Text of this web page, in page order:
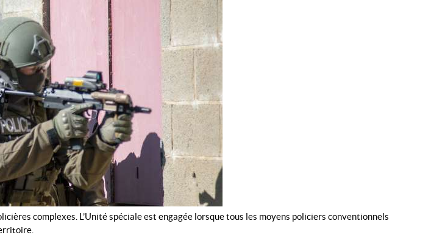
complexes. L’Unité spéciale est engagée lorsque tous les moyens policiers conventionnels